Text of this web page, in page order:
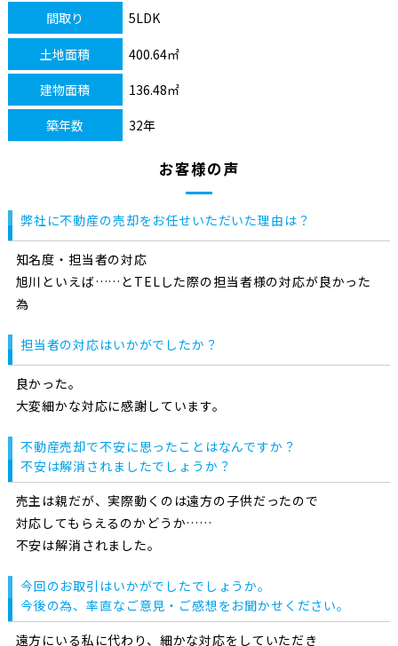
間取り 5LDK
土地面積 400.64㎡
建物面積 136.48㎡
築年数 32年
お客様の声
弊社に不動産の売却をお任せいただいた理由は？
知名度・担当者の対応
旭川といえば……とTELした際の担当者様の対応が良かった
為
担当者の対応はいかがでしたか？
良かった。
大変細かな対応に感謝しています。
不動産売却で不安に思ったことはなんですか？
不安は解消されましたでしょうか？
売主は親だが、実際動くのは遠方の子供だったので
対応してもらえるのかどうか……
不安は解消されました。
今回のお取引はいかがでしたでしょうか。
今後の為、率直なご意見・ご感想をお聞かせください。
遠方にいる私に代わり、細かな対応をしていただき